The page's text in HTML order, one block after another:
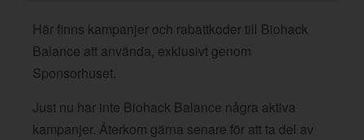
Här finns kampanjer och rabattkoder till Biohack
Balance att använda, exklusivt genom
Sponsorhuset.
Just nu har inte Biohack Balance några aktiva
kampanjer. Återkom gärna senare för att ta del av